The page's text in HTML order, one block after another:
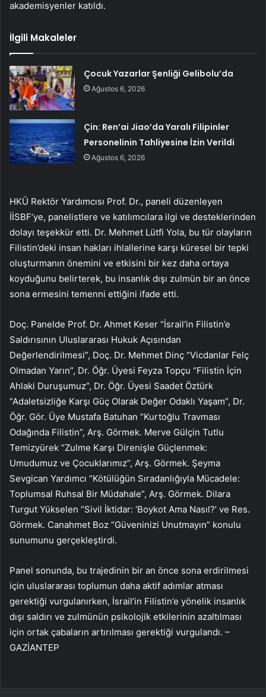
akademisyenler katıldı.
İlgili Makaleler
Çocuk Yazarlar Şenliği Gelibolu’da
Ağustos 6, 2026
Çin: Ren’ai Jiao’da Yaralı Filipinler
Personelinin Tahliyesine İzin Verildi
Ağustos 6, 2026
HKÜ Rektör Yardımcısı Prof. Dr., paneli düzenleyen
İİSBF’ye, panelistlere ve katılımcılara ilgi ve desteklerinden
dolayı teşekkür etti. Dr. Mehmet Lütfi Yola, bu tür olayların
Filistin’deki insan hakları ihlallerine karşı küresel bir tepki
oluşturmanın önemini ve etkisini bir kez daha ortaya
koyduğunu belirterek, bu insanlık dışı zulmün bir an önce
sona ermesini temenni ettiğini ifade etti.
Doç. Panelde Prof. Dr. Ahmet Keser “İsrail’in Filistin’e
Saldırısının Uluslararası Hukuk Açısından
Değerlendirilmesi”, Doç. Dr. Mehmet Dinç “Vicdanlar Felç
Olmadan Yarın”, Dr. Öğr. Üyesi Feyza Topçu “Filistin İçin
Ahlaki Duruşumuz”, Dr. Öğr. Üyesi Saadet Öztürk
“Adaletsizliğe Karşı Güç Olarak Değer Odaklı Yaşam”, Dr.
Öğr. Gör. Üye Mustafa Batuhan “Kurtoğlu Travması
Odağında Filistin”, Arş. Görmek. Merve Gülçin Tutlu
Temizyürek “Zulme Karşı Direnişle Güçlenmek:
Umudumuz ve Çocuklarımız”, Arş. Görmek. Şeyma
Sevgican Yardımcı “Kötülüğün Sıradanlığıyla Mücadele:
Toplumsal Ruhsal Bir Müdahale”, Arş. Görmek. Dilara
Turgut Yükselen “Sivil İktidar: ‘Boykot Ama Nasıl?’ ve Res.
Görmek. Canahmet Boz “Güveninizi Unutmayın” konulu
sunumunu gerçekleştirdi.
Panel sonunda, bu trajedinin bir an önce sona erdirilmesi
için uluslararası toplumun daha aktif adımlar atması
gerektiği vurgulanırken, İsrail’in Filistin’e yönelik insanlık
dışı saldırı ve zulmünün psikolojik etkilerinin azaltılması
için ortak çabaların artırılması gerektiği vurgulandı. –
GAZİANTEP